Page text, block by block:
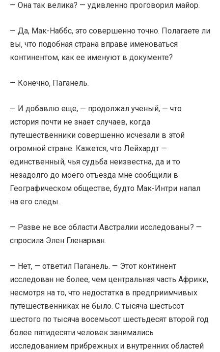
— Она так велика? — удивленно проговорил майор.
— Да, Мак-Наббс, это совершенно точно. Полагаете ли
вы, что подобная страна вправе именоваться
континентом, как ее именуют в документе?
— Конечно, Паганель.
— И добавлю еще, — продолжал ученый, — что
история почти не знает случаев, когда
путешественники совершенно исчезали в этой
огромной стране. Кажется, что Лейхардт —
единственный, чья судьба неизвестна, да и то
незадолго до моего отъезда мне сообщили в
Географическом обществе, будто Мак-Интри напал
на его следы.
— Разве не все области Австралии исследованы? —
спросила Элен Гленарван.
— Нет, — ответил Паганель. — Этот континент
исследован не более, чем центральная часть Африки,
несмотря на то, что недостатка в предприимчивых
путешественниках не было. С тысяча шестьсот
шестого по тысяча восемьсот шестьдесят второй год
более пятидесяти человек занимались
исследованием прибрежных и внутренних областей